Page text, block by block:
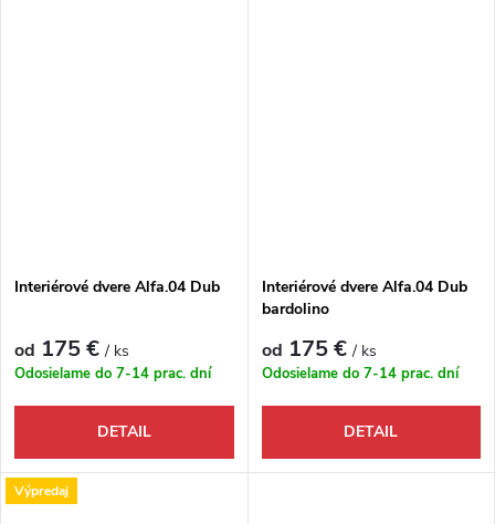
Interiérové dvere Alfa.04 Dub
od 175 €/ ks
Odosielame do 7-14 prac. dní
DETAIL
Interiérové dvere Alfa.04 Dub
bardolino
od 175 €/ ks
Odosielame do 7-14 prac. dní
DETAIL
Výpredaj